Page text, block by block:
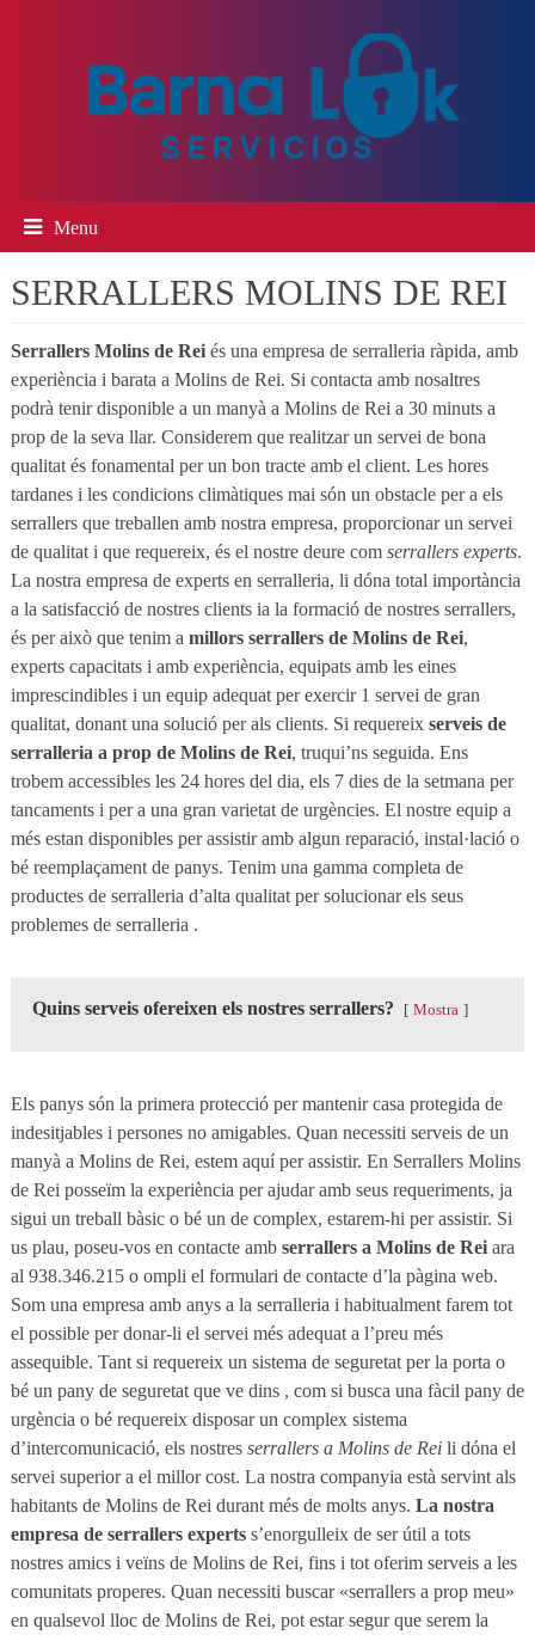
Menu
SERRALLERS MOLINS DE REI
Serrallers Molins de Reiés una empresa de serralleria ràpida, amb
experiència i barata a Molins de Rei. Si contacta amb nosaltres
podrà tenir disponible a un manyà a Molins de Rei a 30 minuts a
prop de la seva llar. Considerem que realitzar un servei de bona
qualitat és fonamental per un bon tracte amb el client. Les hores
tardanes i les condicions climàtiques mai són un obstacle per a els
serrallers que treballen amb nostra empresa, proporcionar un servei
de qualitat i que requereix, és el nostre deure com serrallers experts.
La nostra empresa de experts en serralleria, li dóna total importància
a la satisfacció de nostres clients ia la formació de nostres serrallers,
és per això que tenim a millors serrallers de Molins de Rei,
experts capacitats i amb experiència, equipats amb les eines
imprescindibles i un equip adequat per exercir 1 servei de gran
qualitat, donant una solució per als clients. Si requereix serveis de
serralleria a prop de Molins de Rei, truqui’ns seguida. Ens
trobem accessibles les 24 hores del dia, els 7 dies de la setmana per
tancaments i per a una gran varietat de urgències. El nostre equip a
més estan disponibles per assistir amb algun reparació, instal·lació o
bé reemplaçament de panys. Tenim una gamma completa de
productes de serralleria d’alta qualitat per solucionar els seus
problemes de serralleria .
Quins serveis ofereixen els nostres serrallers? Mostra
Els panys són la primera protecció per mantenir casa protegida de
indesitjables i persones no amigables. Quan necessiti serveis de un
manyà a Molins de Rei, estem aquí per assistir. En Serrallers Molins
de Rei posseïm la experiència per ajudar amb seus requeriments, ja
sigui un treball bàsic o bé un de complex, estarem-hi per assistir. Si
us plau, poseu-vos en contacte amb serrallers a Molins de Reiara
al 938.346.215 o ompli el formulari de contacte d’la pàgina web.
Som una empresa amb anys a la serralleria i habitualment farem tot
el possible per donar-li el servei més adequat a l’preu més
assequible. Tant si requereix un sistema de seguretat per la porta o
bé un pany de seguretat que ve dins , com si busca una fàcil pany de
urgència o bé requereix disposar un complex sistema
d’intercomunicació, els nostres serrallers a Molins de Reili dóna el
servei superior a el millor cost. La nostra companyia està servint als
habitants de Molins de Rei durant més de molts anys. La nostra
empresa de serrallers expertss’enorgulleix de ser útil a tots
nostres amics i veïns de Molins de Rei, fins i tot oferim serveis a les
comunitats properes. Quan necessiti buscar «serrallers a prop meu»
en qualsevol lloc de Molins de Rei, pot estar segur que serem la